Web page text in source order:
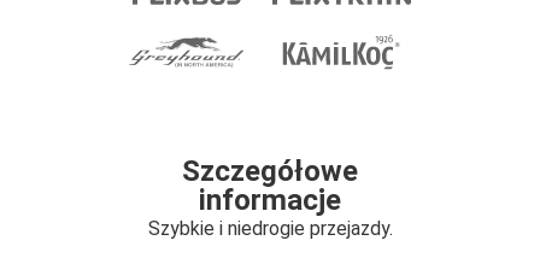
Szczegółowe
informacje
Szybkie i niedrogie przejazdy.